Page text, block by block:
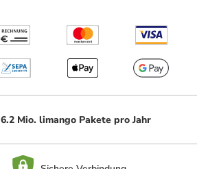
6.2 Mio. limango Pakete pro Jahr